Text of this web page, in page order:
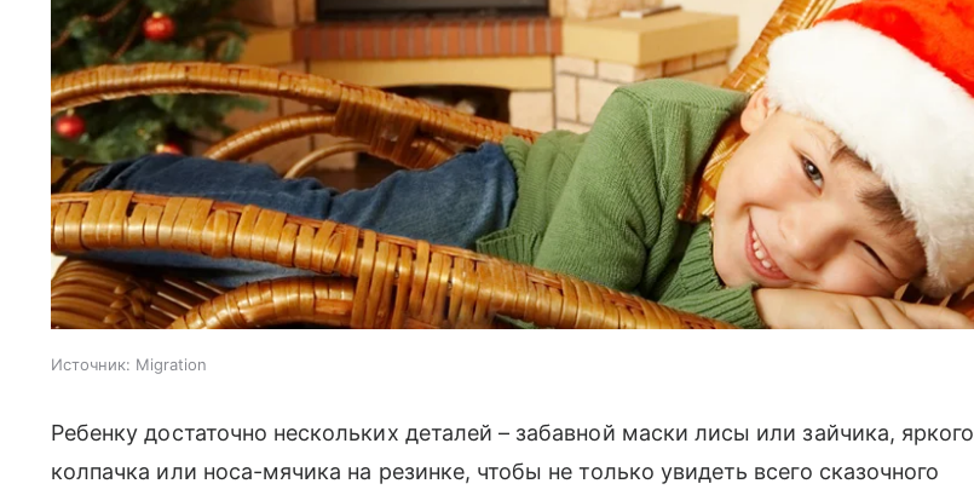
Источник: Migration
Ребенку достаточно нескольких деталей – забавной маски лисы или зайчика, яркого
колпачка или носа-мячика на резинке, чтобы не только увидеть всего сказочного